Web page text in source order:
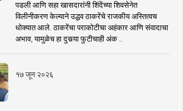
पडली आणि सहा खासदारांनी शिंदेंच्या शिवसेनेत
विलीनीकरण केल्याने उद्धव ठाकरेंचे राजकीय अस्तित्वच
धोक्यात आले. ठाकरेंचा पराकोटीचा अहंकार आणि संवादाचा
अभाव, यामुळेच हा दुसर्‍या फुटीचाही अंक ..
१७ जून २०२६